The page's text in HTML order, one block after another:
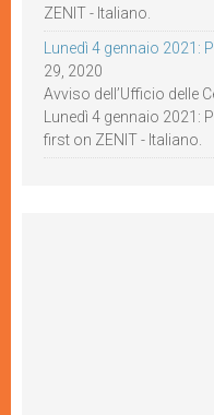
ZENIT - Italiano.
Lunedì 4 gennaio
29, 2020
Avviso dell’Ufficio delle
Lunedì 4 gennaio
first on ZENIT - Italiano.